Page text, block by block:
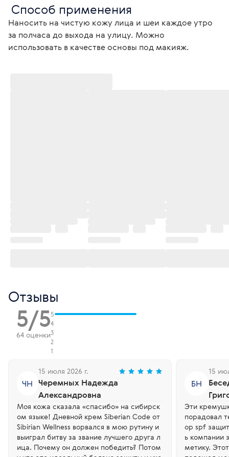
Способ применения
Наносить на чистую кожу лица и шеи каждое утро
за полчаса до выхода на улицу. Можно
использовать в качестве основы под макияж.
Отзывы
5/5
64 оценки
5
4
3
2
1
ЧН
15 июля 2026 г.
Черемных Надежда
Александровна
Моя кожа сказала «спасибо» на сибирск
ом языке! Дневной крем Siberian Code от
Sibirian Wellness ворвался в мою рутину и
выиграл битву за звание лучшего друга л
ица. Почему он должен победить? Потом
БН
15
Эти
порадовал
ор spf
ь компании
метику.